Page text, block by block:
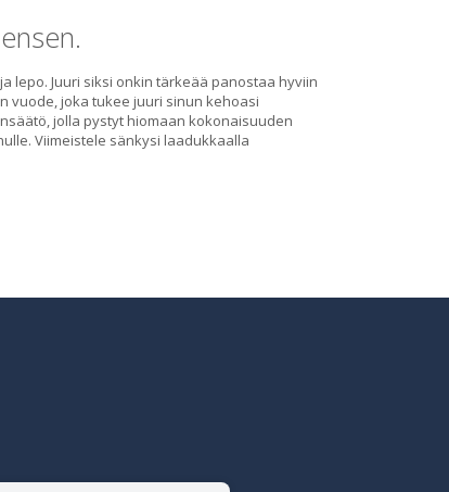
lepo. Juuri siksi onkin tärkeää panostaa hyviin
vuode, joka tukee juuri sinun kehoasi
jolla pystyt hiomaan kokonaisuuden
Viimeistele sänkysi laadukkaalla